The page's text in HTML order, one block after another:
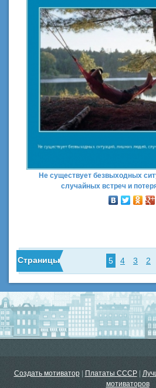
Не существует безвыходных
случайных встреч и
Страницы 5 4 3 2
Создать мотиватор | Плататы СССР|
мотиваторов